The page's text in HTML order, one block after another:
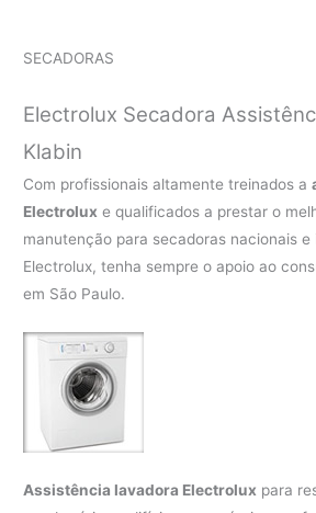
SECADORAS
Electrolux Secadora
Klabin
Com profissionais altamente treinados a
Electrolux e qualificados a prestar o
manutenção para secadoras nacionais
Electrolux, tenha sempre o apoio ao
em São Paulo.
Assistência lavadora Electrolux para